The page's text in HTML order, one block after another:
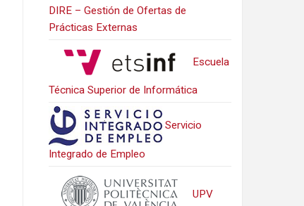
DIRE – Gestión de Ofertas de
Prácticas Externas
Escuela
Técnica Superior de Informática
Servicio
Integrado de Empleo
UPV